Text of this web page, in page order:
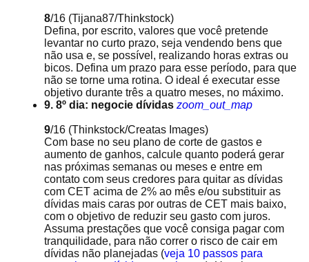
8/16 (Tijana87/Thinkstock)
Defina, por escrito, valores que você pretende
levantar no curto prazo, seja vendendo bens que
não usa e, se possível, realizando horas extras ou
bicos. Defina um prazo para esse período, para que
não se torne uma rotina. O ideal é executar esse
objetivo durante três a quatro meses, no máximo.
9. 8º dia: negocie dívidas zoom_out_map
9/16 (Thinkstock/Creatas Images)
Com base no seu plano de corte de gastos e
aumento de ganhos, calcule quanto poderá gerar
nas próximas semanas ou meses e entre em
contato com seus credores para quitar as dívidas
com CET acima de 2% ao mês e/ou substituir as
dívidas mais caras por outras de CET mais baixo,
com o objetivo de reduzir seu gasto com juros.
Assuma prestações que você consiga pagar com
tranquilidade, para não correr o risco de cair em
dívidas não planejadas (veja 10 passos para